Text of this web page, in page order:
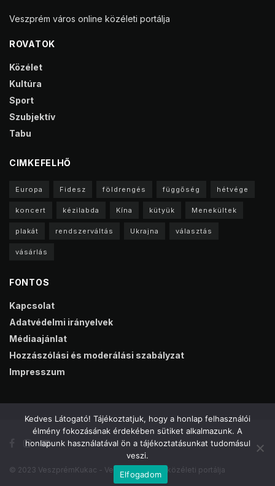
Veszprém város online közéleti portálja
ROVATOK
Közélet
Kultúra
Sport
Szubjektív
Tabu
CIMKEFELHŐ
Europa Fidesz földrengés függőség hétvége
koncert kézilabda Kína kütyük Menekültek
plakát rendszerváltás Ukrajna választás
vásárlás
FONTOS
Kapcsolat
Adatvédelmi irányelvek
Médiaajánlat
Hozzászólási és moderálási szabályzat
Impresszum
© 2023 VeszprémKukac - Veszprém online közéleti portálja
Kedves Látogató! Tájékoztatjuk, hogy a honlap felhasználói
élmény fokozásának érdekében sütiket alkalmazunk. A
honlapunk használatával ön a tájékoztatásunkat tudomásul
veszi.
Elfogadom